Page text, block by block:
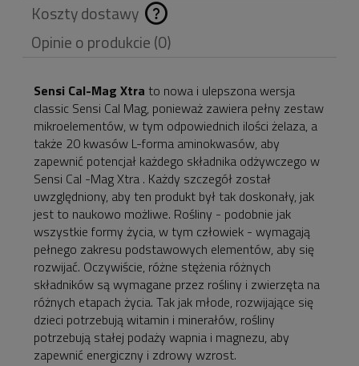
Koszty dostawy
Cena nie zawiera
ewentualnych kosztów
płatności
Opinie o produkcie (0)
Sensi Cal-Mag Xtra to nowa i ulepszona wersja
classic Sensi Cal Mag, ponieważ zawiera pełny zestaw
mikroelementów, w tym odpowiednich ilości żelaza, a
także 20 kwasów L-forma aminokwasów, aby
zapewnić potencjał każdego składnika odżywczego w
Sensi Cal -Mag Xtra . Każdy szczegół został
uwzględniony, aby ten produkt był tak doskonały, jak
jest to naukowo możliwe. Rośliny - podobnie jak
wszystkie formy życia, w tym człowiek - wymagają
pełnego zakresu podstawowych elementów, aby się
rozwijać. Oczywiście, różne stężenia różnych
składników są wymagane przez rośliny i zwierzęta na
różnych etapach życia. Tak jak młode, rozwijające się
dzieci potrzebują witamin i minerałów, rośliny
potrzebują stałej podaży wapnia i magnezu, aby
zapewnić energiczny i zdrowy wzrost.